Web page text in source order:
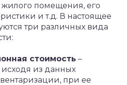
помещения, его
и т.д. В настоящее
три различных вида
стоимость –
исходя из данных
при ее